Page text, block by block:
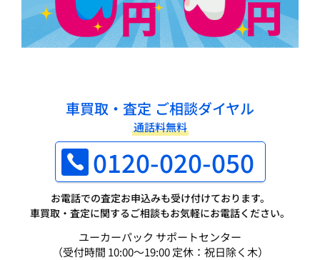
車買取・査定 ご相談ダイヤル
通話料無料
0120-020-050
お電話での査定お申込みも受け付けております。
車買取・査定に関するご相談もお気軽にお電話ください。
ユーカーパック サポートセンター
（受付時間 10:00～19:00 定休：祝日除く木）